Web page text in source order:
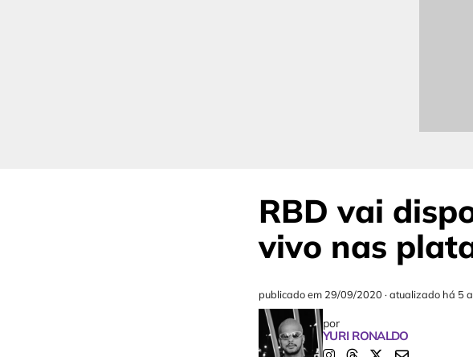
RBD vai
vivo nas
publicado em 29/09/2020 ·atualizado há 5
por
YURI RONALDO